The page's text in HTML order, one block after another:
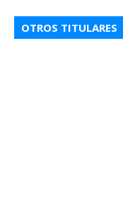
OTROS TITULARES